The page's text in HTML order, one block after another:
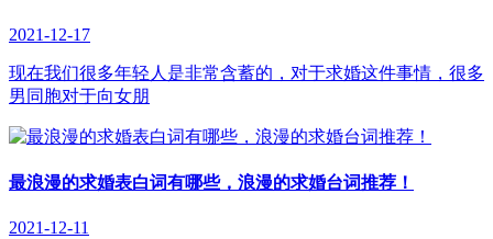
2021-12-17
现在我们很多年轻人是非常含蓄的，对于求婚这件事情，很多
男同胞对于向女朋
最浪漫的求婚表白词有哪些，浪漫的求婚台词推荐！
2021-12-11